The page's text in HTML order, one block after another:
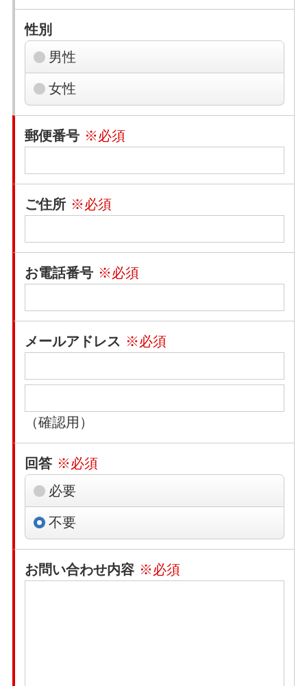
性別
男性
女性
郵便番号 ※必須
ご住所 ※必須
お電話番号 ※必須
メールアドレス ※必須
（確認用）
回答 ※必須
必要
不要
お問い合わせ内容 ※必須